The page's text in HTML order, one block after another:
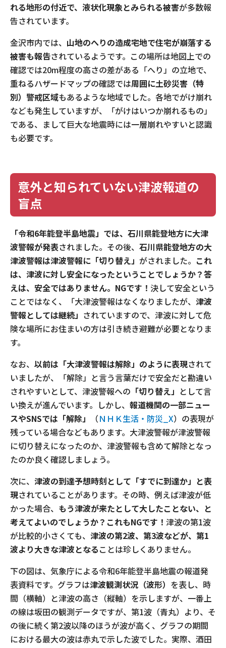
れる地形の付近で、液状化現象とみられる被害が多数報
告されています。
金沢市内では、 山地のへりの造成宅地で住宅が崩落する
被害も報告されているようです。この場所は地図上での
確認では20m程度の高さの差がある「へり」の立地で、
重ねるハザードマップの確認では周囲に土砂災害（特
別）警戒区域もあるような地域でした。各地でがけ崩れ
なども発生していますが、「がけはいつか崩れるもの」
である、まして巨大な地震時には一層崩れやすいと認識
も必要です。
意外と知られていない津波報道の
盲点
「令和6年能登半島地震」では、石川県能登地方に大津
波警報が発表されました。その後、 石川県能登地方の大
津波警報は津波警報に「切り替え」 がされました。 これ
は、津波に対し安全になったということでしょうか？答
えは、安全ではありません。NGです！ 決して安全という
ことではなく、「大津波警報はなくなりましたが、 津波
警報としては継続」 されていますので、津波に対して危
険な場所にお住まいの方は引き続き避難が必要となりま
す。
なお、 以前は「大津波警報は解除」のように表現されて
いましたが、「解除」と言う言葉だけで安全だと勘違い
されやすいとして、津波警報への 「切り替え」 として言
い換えが進んでいます。しかし、 報道機関の一部ニュー
スやSNSでは「解除」
（ＮＨＫ生活・防災_X）の表現が
残っている場合などもあります。大津波警報が津波警報
に切り替えになったのか、津波警報も含めて解除となっ
たのか良く確認しましょう。
次に、 津波の到達予想時刻として「すでに到達か」と表
現されていることがあります。その時、例えば津波が低
かった場合、 もう津波が来たとして大したことない、と
考えてよいのでしょうか？これもNGです！ 津波の第1波
が比較的小さくても、 津波の第2波、第3波などが、第1
波より大きな津波となることは珍しくありません。
下の図は、気象庁による令和6年能登半島地震の報道発
表資料です。グラフは津波観測状況（波形） を表し、時
間（横軸）と津波の高さ（縦軸）を示しますが、一番上
の線は坂田の観測データですが、第1波（青丸）より、そ
の後に続く第2波以降のほうが波が高く、グラフの期間
における最大の波は赤丸で示した波でした。実際、酒田